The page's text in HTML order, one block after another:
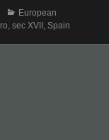
Categories
European
ro,sec XVII, Spain